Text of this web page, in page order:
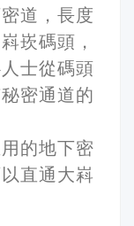
道，長度
崁碼頭，
士從碼頭
密通道的
的地下密
直通大嵙